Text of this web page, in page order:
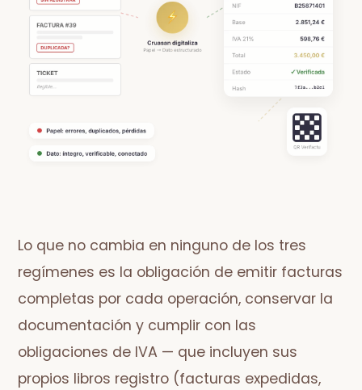
Lo que no cambia en ninguno de los tres
regímenes es la obligación de emitir facturas
completas por cada operación, conservar la
documentación y cumplir con las
obligaciones de IVA — que incluyen sus
propios libros registro (facturas expedidas,